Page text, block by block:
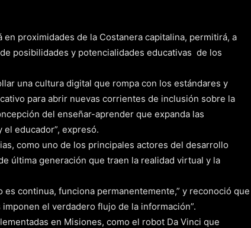
en proximidades de la Costanera capitalina, permitirá, a
posibilidades y potencialidades educativas de los
una cultura digital que rompa con los estándares y
para abrir nuevas corrientes de inclusión sobre la
del enseñar-aprender que expanda las
educador”, expresó.
como uno de los principales actores del desarrollo
última generación que traen la realidad virtual y la
es continua, funciona permanentemente,” y reconoció que
el verdadero flujo de la información”.
en Misiones, como el robot Da Vinci que